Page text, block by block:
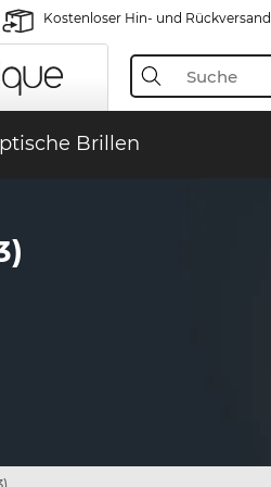
Kostenloser Hin- und Rückversand
Brillen